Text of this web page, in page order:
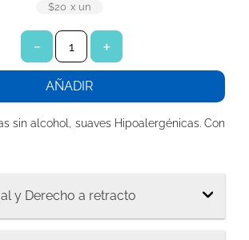
$20 x un
＋
－
AÑADIR
sin alcohol, suaves Hipoalergénicas. Con
y Derecho a retracto